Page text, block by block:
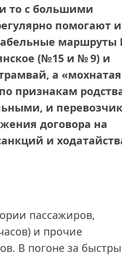
то с большими
помогают
маршруты
(№15 и № 9) и
а «мохнатая
признакам
и перевозчик
договора на
и
пассажиров,
и прочие
В погоне за